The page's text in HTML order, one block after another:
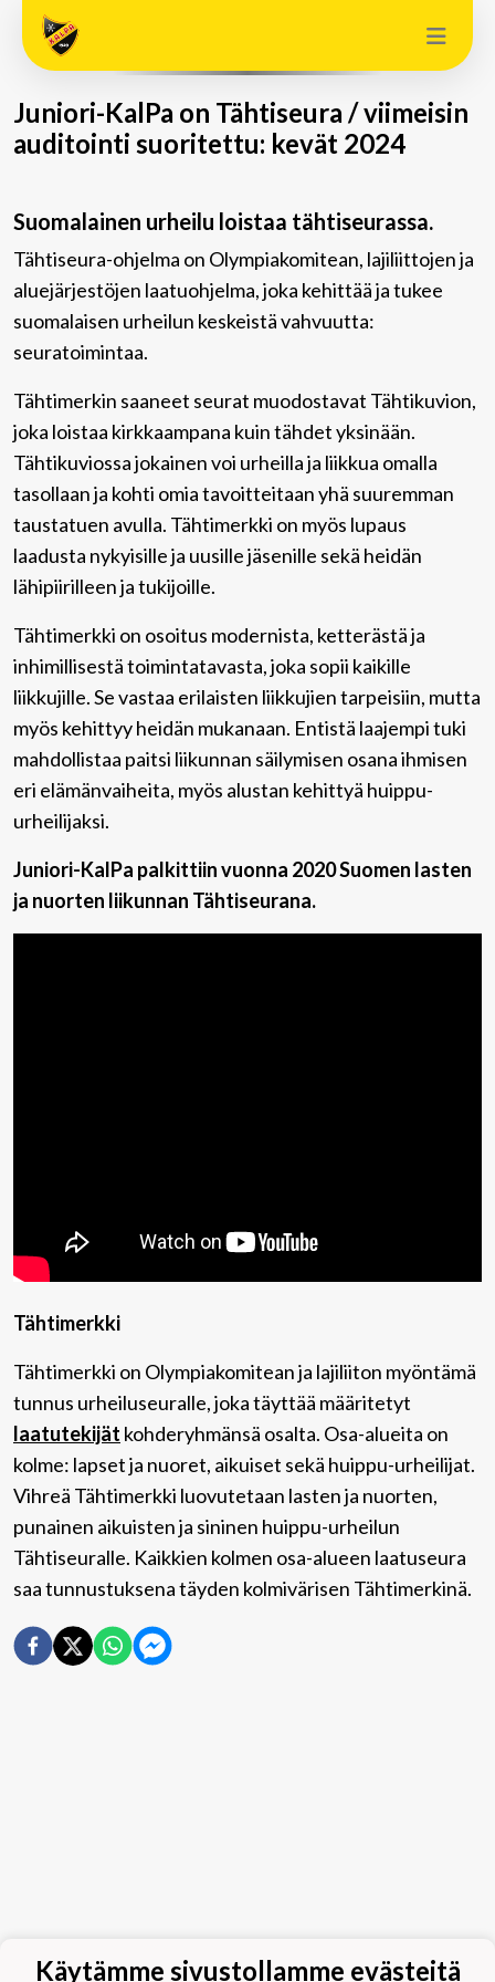
Juniori-KalPa on Tähtiseura / viimeisin
auditointi suoritettu: kevät 2024
Suomalainen urheilu loistaa tähtiseurassa.
Tähtiseura-ohjelma on Olympiakomitean, lajiliittojen ja
aluejärjestöjen laatuohjelma, joka kehittää ja tukee
suomalaisen urheilun keskeistä vahvuutta:
seuratoimintaa.
Tähtimerkin saaneet seurat muodostavat Tähtikuvion,
joka loistaa kirkkaampana kuin tähdet yksinään.
Tähtikuviossa jokainen voi urheilla ja liikkua omalla
tasollaan ja kohti omia tavoitteitaan yhä suuremman
taustatuen avulla. Tähtimerkki on myös lupaus
laadusta nykyisille ja uusille jäsenille sekä heidän
lähipiirilleen ja tukijoille.
Tähtimerkki on osoitus modernista, ketterästä ja
inhimillisestä toimintatavasta, joka sopii kaikille
liikkujille. Se vastaa erilaisten liikkujien tarpeisiin, mutta
myös kehittyy heidän mukanaan. Entistä laajempi tuki
mahdollistaa paitsi liikunnan säilymisen osana ihmisen
eri elämänvaiheita, myös alustan kehittyä huippu-
urheilijaksi.
Juniori-KalPa palkittiin vuonna 2020 Suomen lasten
ja nuorten liikunnan Tähtiseurana.
Tähtimerkki
Tähtimerkki on Olympiakomitean ja lajiliiton myöntämä
tunnus urheiluseuralle, joka täyttää määritetyt
laatutekijät kohderyhmänsä osalta. Osa-alueita on
kolme: lapset ja nuoret, aikuiset sekä huippu-urheilijat.
Vihreä Tähtimerkki luovutetaan lasten ja nuorten,
punainen aikuisten ja sininen huippu-urheilun
Tähtiseuralle. Kaikkien kolmen osa-alueen laatuseura
saa tunnustuksena täyden kolmivärisen Tähtimerkinä.
Käytämme sivustollamme evästeitä